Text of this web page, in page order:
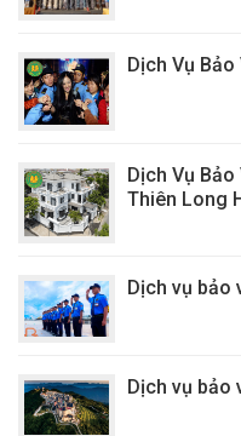
Dịch Vụ
Dịch Vụ Bảo
Thiên Long
Dịch vụ bảo
Dịch vụ